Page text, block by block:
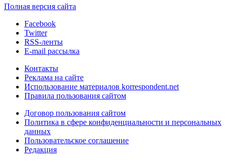
Полная версия сайта
Facebook
Twitter
RSS-ленты
E-mail рассылка
Контакты
Реклама на сайте
Использование материалов korrespondent.net
Правила пользования сайтом
Договор пользования сайтом
Политика в сфере конфиденциальности и персональных
данных
Пользовательское соглашение
Редакция